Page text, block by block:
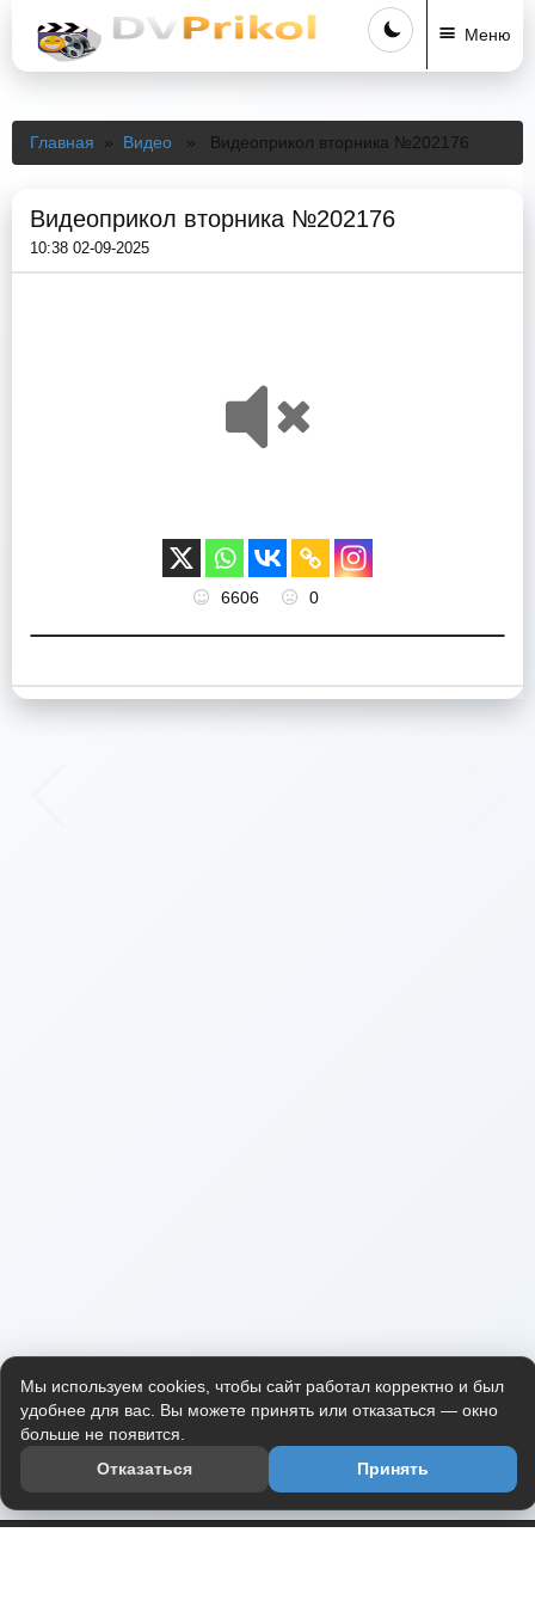
Меню
Главная » Видео » Видеоприкол вторника №202176
Видеоприкол вторника №202176
10:38 02-09-2025
6606 0
Мы используем cookies, чтобы сайт работал корректно и был
удобнее для вас. Вы можете принять или отказаться — окно
больше не появится.
Отказаться
Принять